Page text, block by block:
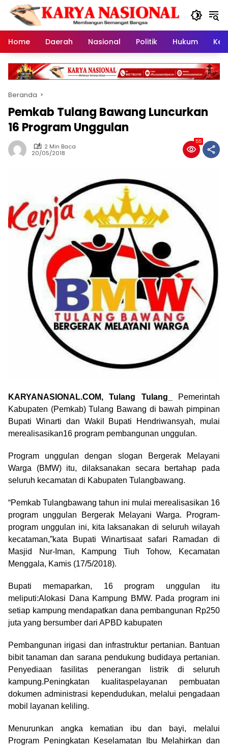
Langsung
konten
Home
Daerah Nasional Politik Hukum
Beranda
Pemkab Tulang Bawang Luncurkan
16 Program Unggulan
2 Min Baca
20/05/2018
55
KARYANASIONAL.COM, Tulang Tulang_
Pemerintah
Kabupaten (Pemkab) Tulang Bawang di bawah pimpinan
Bupati Winarti dan Wakil Bupati Hendriwansyah, mulai
merealisasikan16 program pembangunan unggulan.
Program unggulan dengan slogan Bergerak Melayani
Warga (BMW) itu, dilaksanakan secara bertahap pada
seluruh kecamatan di Kabupaten Tulangbawang.
“Pemkab Tulangbawang tahun ini mulai merealisasikan 16
program unggulan Bergerak Melayani Warga. Program-
program unggulan ini, kita laksanakan di seluruh wilayah
kecataman,”kata Bupati Winartisaat safari Ramadan di
Masjid Nur-Iman, Kampung Tiuh Tohow, Kecamatan
Menggala, Kamis (17/5/2018).
Bupati memaparkan, 16 program unggulan itu
meliputi:Alokasi Dana Kampung BMW. Pada program ini
setiap kampung mendapatkan dana pembangunan Rp250
juta yang bersumber dari APBD kabupaten
Pembangunan irigasi dan infrastruktur pertanian. Bantuan
bibit tanaman dan sarana pendukung budidaya pertanian.
Penyediaan fasilitas penerangan listrik di seluruh
kampung.Peningkatan kualitaspelayanan pembuatan
dokumen administrasi kependudukan, melalui pengadaan
mobil layanan keliling.
Menurunkan angka kematian ibu dan bayi, melalui
Program Peningkatan Keselamatan Ibu Melahirkan dan